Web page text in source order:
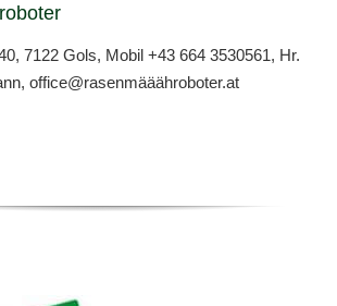
7122 Gols, Mobil +43 664 3530561, Hr.
office@rasenmääähroboter.at